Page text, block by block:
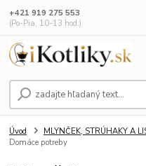
+421 919 275 553
(Po-Pia, 10-13 hod.)
Úvod MLYNČEK, STRÚHAKY A
Domáce potreby